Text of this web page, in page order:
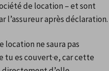
de location – et sont
l’assureur après déclaration.
location ne saura pas
es couvert·e, car cette